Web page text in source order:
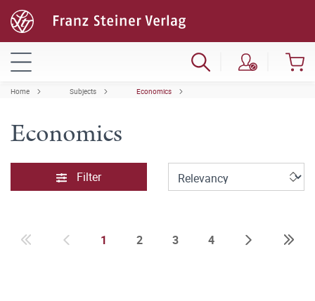
Home Subjects Economics
Economics
Filter
1 2 3 4